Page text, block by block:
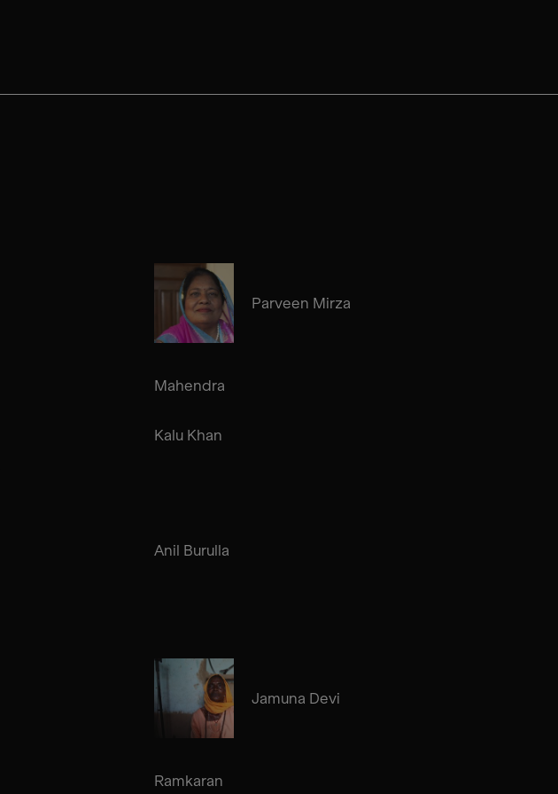
Parveen Mirza
Mahendra
Kalu Khan
Anil Burulla
Jamuna Devi
Ramkaran